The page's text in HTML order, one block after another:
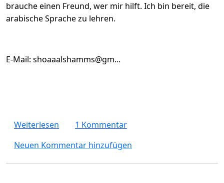
brauche einen Freund, wer mir hilft. Ich bin bereit, die
arabische Sprache zu lehren.
E-Mail: shoaaalshamms@gm...
Weiterlesen über Deutsch lernen (Grafikdesigner aus
1 Kommentar
Neuen Kommentar hinzufügen